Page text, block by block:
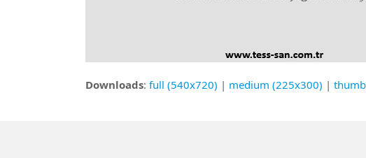
Downloads: full (540x720) | medium (225x300) |